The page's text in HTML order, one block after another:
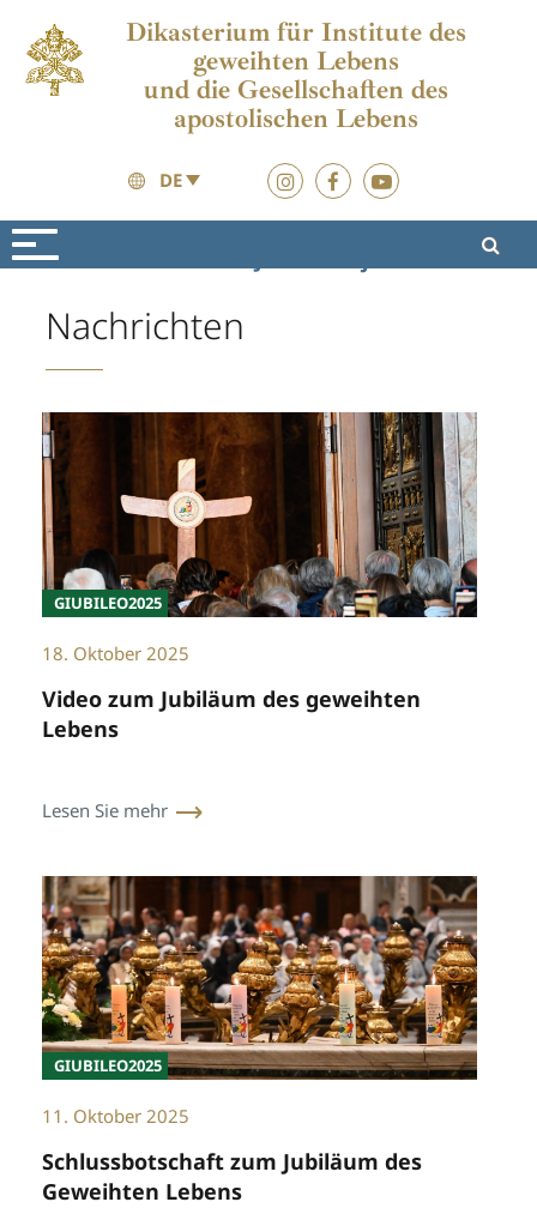
Dikasterium für Institute des
geweihten Lebens
und die Gesellschaften des
apostolischen Lebens
DE
Nachrichten
GIUBILEO2025
18. Oktober 2025
Video zum Jubiläum des geweihten
Lebens
Lesen Sie mehr
GIUBILEO2025
11. Oktober 2025
Schlussbotschaft zum Jubiläum des
Geweihten Lebens